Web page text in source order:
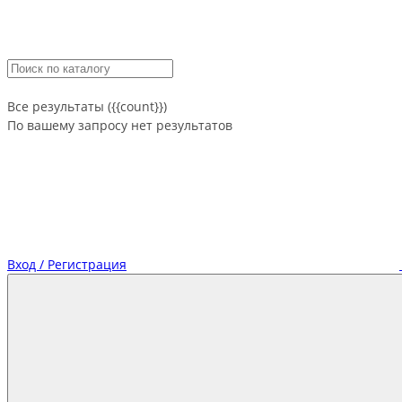
Все результаты ({{count}})
По вашему запросу нет результатов
Вход / Регистрация